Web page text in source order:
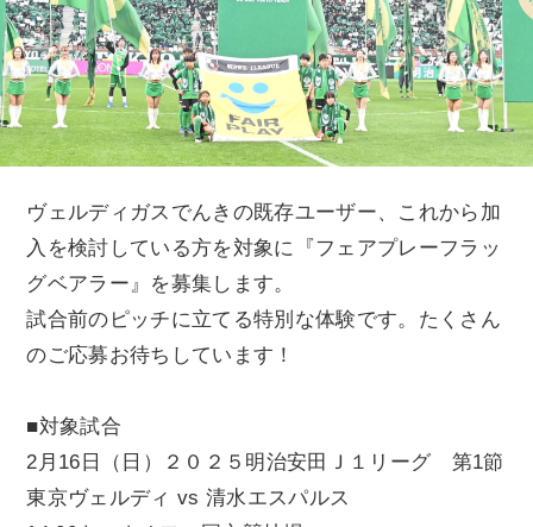
ヴェルディガスでんきの既存ユーザー、これから加
入を検討している方を対象に『フェアプレーフラッ
グベアラー』を募集します。
試合前のピッチに立てる特別な体験です。たくさん
のご応募お待ちしています！
■対象試合
2月16日（日）２０２５明治安田Ｊ１リーグ 第1節
東京ヴェルディ vs 清水エスパルス